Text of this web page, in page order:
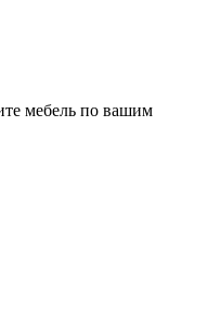
мебель по вашим